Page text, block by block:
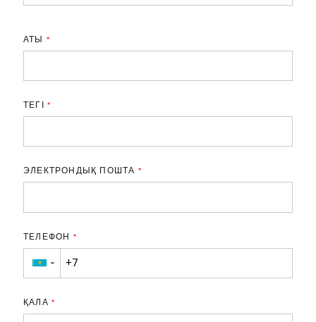
АТЫ *
ТЕГІ *
ЭЛЕКТРОНДЫҚ ПОШТА *
ТЕЛЕФОН *
▼
ҚАЛА *